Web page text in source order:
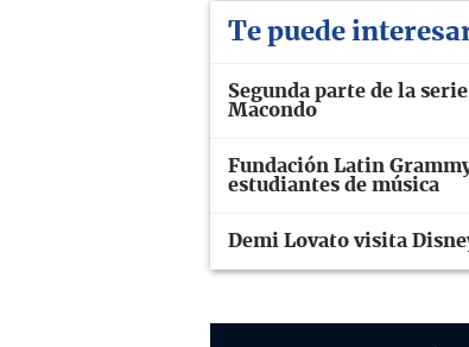
Te puede
Segunda parte de la
Macondo
Fundación Latin
estudiantes de música
Demi Lovato visita